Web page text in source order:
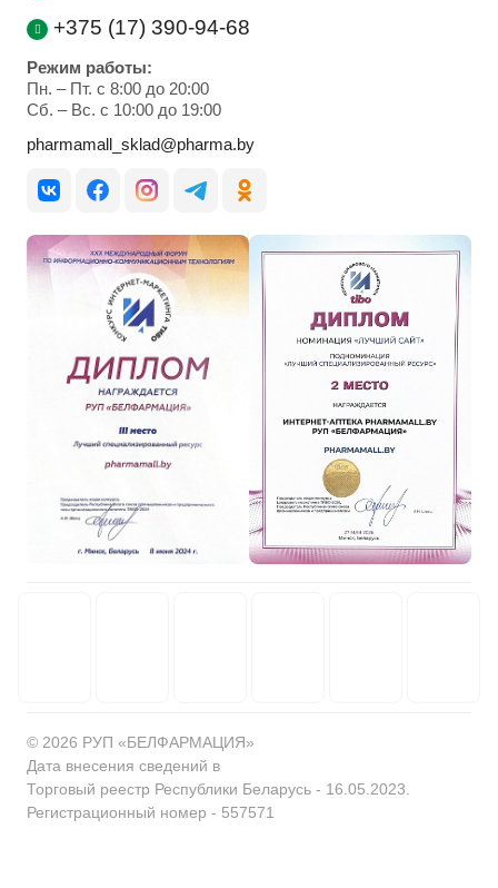
+375 (17) 390-94-68
Режим работы:
Пн. – Пт. с 8:00 до 20:00
Cб. – Вс. с 10:00 до 19:00
pharmamall_sklad@pharma.by
© 2026 РУП «БЕЛФАРМАЦИЯ»
Дата внесения сведений в
Торговый реестр Республики Беларусь - 16.05.2023.
Регистрационный номер - 557571